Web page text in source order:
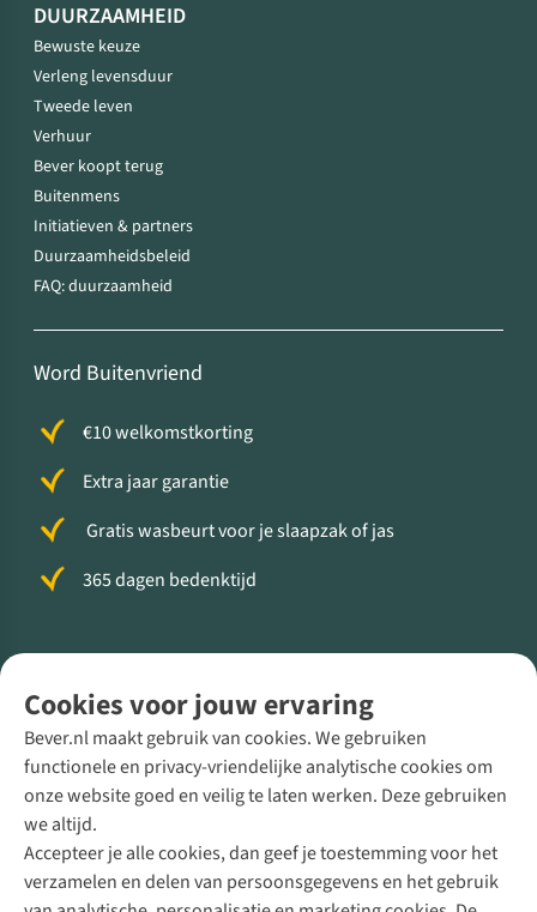
Cookies voor jouw ervaring
Bever.nl maakt gebruik van cookies. We gebruiken
functionele en privacy-vriendelijke analytische cookies om
onze website goed en veilig te laten werken. Deze gebruiken
we altijd.
Accepteer je alle cookies, dan geef je toestemming voor het
verzamelen en delen van persoonsgegevens en het gebruik
DUURZAAMHEID
Bewuste keuze
Verleng levensduur
Tweede leven
Verhuur
Bever koopt terug
Buitenmens
Initiatieven & partners
Duurzaamheidsbeleid
FAQ: duurzaamheid
Word Buitenvriend
€10 welkomstkorting
Extra jaar garantie
Gratis wasbeurt voor je slaapzak of jas
365 dagen bedenktijd
Direct advies van een Buitenexpert
+31 (0)85 888 50 88
+31 6 12 28 49 80